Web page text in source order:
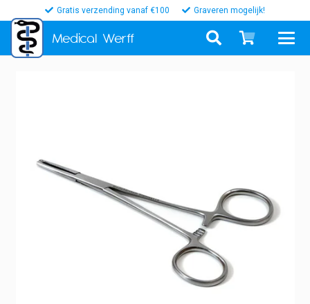
Gratis verzending vanaf €100 Graveren mogelijk!
Medical Werff